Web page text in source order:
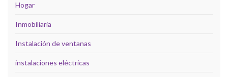
Hogar
Inmobiliaria
Instalación de ventanas
instalaciones eléctricas